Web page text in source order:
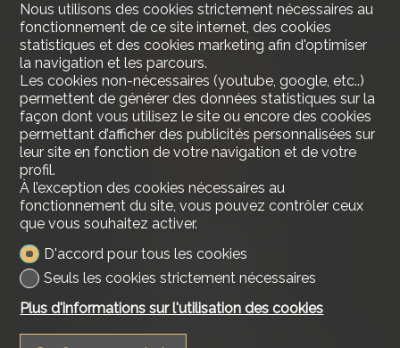
Contactez-nous
Lakeside Real Estate
info@lakesiderealestate.ch
Nous utilisons des cookies strictement nécessaires au
fonctionnement de ce site internet, des cookies
statistiques et des cookies marketing afin d'optimiser
la navigation et les parcours.
Les cookies non-nécessaires (youtube, google, etc..)
permettent de générer des données statistiques sur la
façon dont vous utilisez le site ou encore des cookies
permettant d’afficher des publicités personnalisées sur
leur site en fonction de votre navigation et de votre
profil.
À l’exception des cookies nécessaires au
fonctionnement du site, vous pouvez contrôler ceux
que vous souhaitez activer.
D'accord pour tous les cookies
Seuls les cookies strictement nécessaires
Plus d'informations sur l'utilisation des cookies